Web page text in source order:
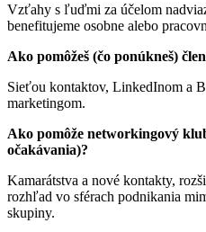
Vzťahy s ľuďmi za účelom
benefitujeme osobne alebo
Ako pomôžeš (čo ponúkneš)
Sieťou kontaktov, LinkedInom a
marketingom.
Ako pomôže networkingový
očakávania)?
Kamarátstva a nové kontakty,
rozhľad vo sférach podnikania
skupiny.